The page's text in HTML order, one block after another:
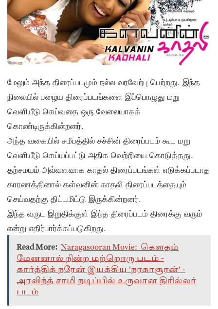
மேலும் அந்த திரைப்படமும் நல்ல வரவேற்பு பெற்றது. இந்த
நிலையில் பழைய திரைப்படங்களை இப்பொழுது மறு
வெளியீடு செய்வதை ஒரு வேலையாகக்
கொண்டிருக்கின்றனர்.
அந்த வகையில் சமீபத்தில் சச்சின் திரைப்படம் கூட மறு
வெளியீடு செய்யப்பட்டு அதிக வெற்றியை கொடுத்தது.
தற்சமயம் அவ்வளவாக காதல் திரைப்படங்கள் எடுக்கப்படாத
காரணத்தினால் கள்வனின் காதலி திரைப்படத்தையும்
செய்வதற்கு திட்டமிட்டு இருக்கின்றனர்.
இந்த வருட இறுதிக்குள் இந்த திரைப்படம் திரைக்கு வரும்
என்று எதிர்பார்க்கப்படுகிறது.
Read More: Naragasooran Movie: கௌதம்
மேனனால் நின்ற மற்றொரு படம் -
கார்த்திக் நரேன் இயக்கிய 'நரகாசூரன்' -
அரவிந்த் சாமி நடிப்பில் உருவான திரில்லர்
படம்